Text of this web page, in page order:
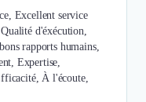
Excellent service
d'éxécution,
rapports humains,
Expertise,
À l'écoute,